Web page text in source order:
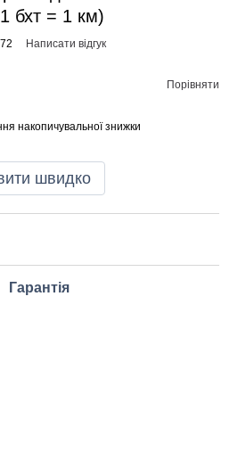
бхт = 1 км)
Написати відгук
Порівняти
накопичувальної знижки
швидко
Гарантія